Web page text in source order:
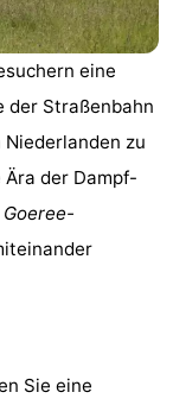
eine
der Straßenbahn
zu
der Dampf-
Goeree-
Sie eine